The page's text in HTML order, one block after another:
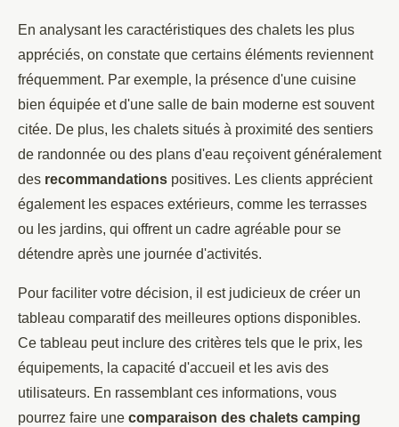
En analysant les caractéristiques des chalets les plus
appréciés, on constate que certains éléments reviennent
fréquemment. Par exemple, la présence d'une cuisine
bien équipée et d'une salle de bain moderne est souvent
citée. De plus, les chalets situés à proximité des sentiers
de randonnée ou des plans d'eau reçoivent généralement
des recommandations positives. Les clients apprécient
également les espaces extérieurs, comme les terrasses
ou les jardins, qui offrent un cadre agréable pour se
détendre après une journée d'activités.
Pour faciliter votre décision, il est judicieux de créer un
tableau comparatif des meilleures options disponibles.
Ce tableau peut inclure des critères tels que le prix, les
équipements, la capacité d'accueil et les avis des
utilisateurs. En rassemblant ces informations, vous
pourrez faire une comparaison des chalets camping